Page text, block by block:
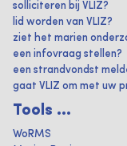
solliciteren bij VLIZ?
lid worden van VLIZ?
ziet het marien
een infovraag stellen?
een strandvondst
gaat VLIZ om met uw
Tools ...
WoRMS